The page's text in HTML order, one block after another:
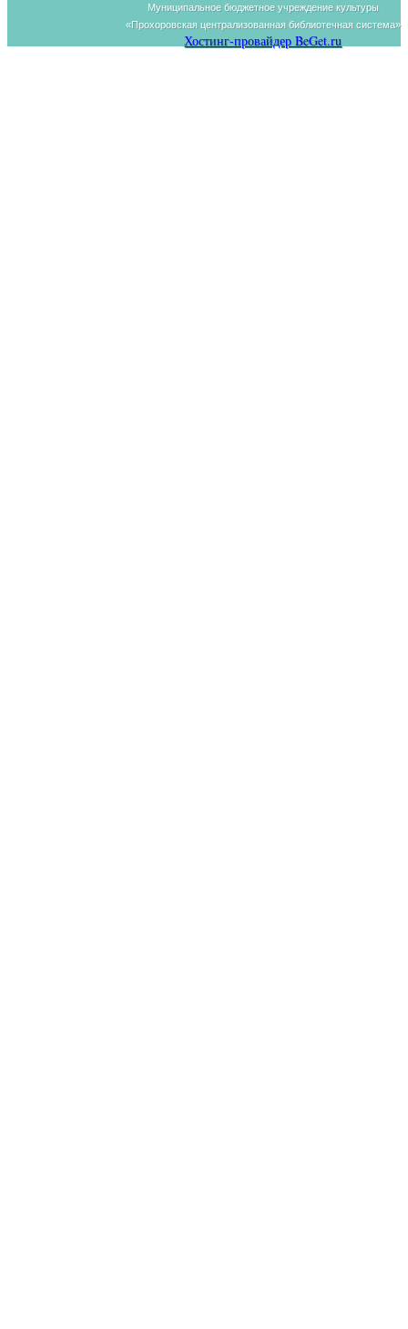
Муниципальное бюджетное учреждение культуры
«Прохоровская централизованная библиотечная система»
Хостинг-провайдер BeGet.ru